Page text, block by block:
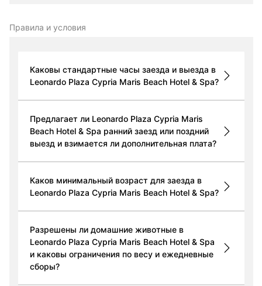
Правила и условия
Каковы стандартные часы заезда и выезда в
Leonardo Plaza Cypria Maris Beach Hotel & Spa?
Предлагает ли Leonardo Plaza Cypria Maris
Beach Hotel & Spa ранний заезд или поздний
выезд и взимается ли дополнительная плата?
Каков минимальный возраст для заезда в
Leonardo Plaza Cypria Maris Beach Hotel & Spa?
Разрешены ли домашние животные в
Leonardo Plaza Cypria Maris Beach Hotel & Spa
и каковы ограничения по весу и ежедневные
сборы?